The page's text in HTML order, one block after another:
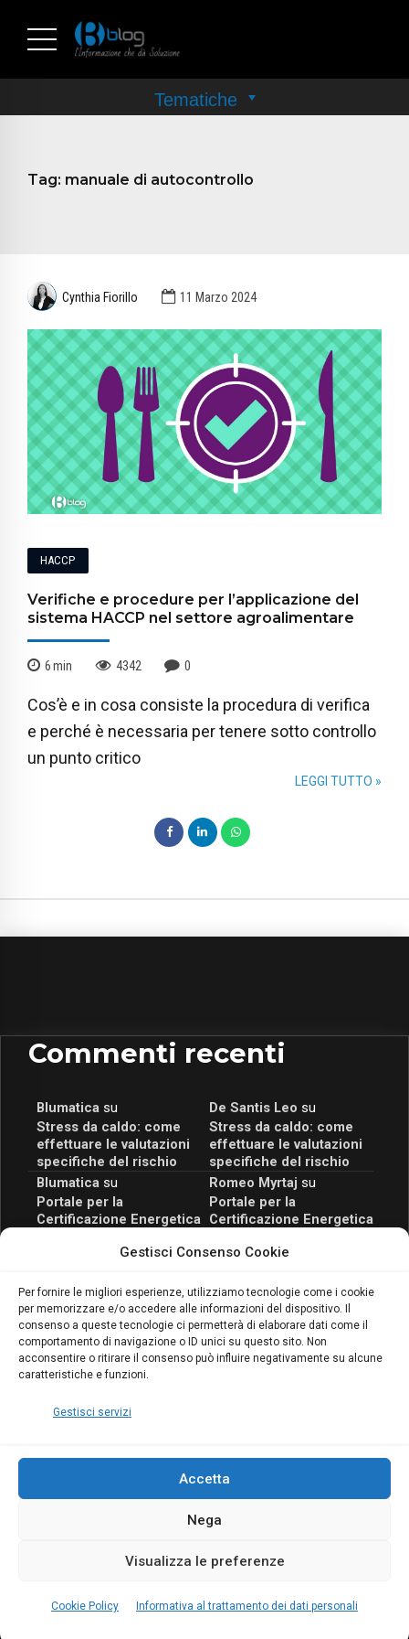
Gestisci Consenso Cookie
Per fornire le migliori esperienze, utilizziamo tecnologie come i cookie
per memorizzare e/o accedere alle informazioni del dispositivo. Il
consenso a queste tecnologie ci permetterà di elaborare dati come il
comportamento di navigazione o ID unici su questo sito. Non
acconsentire o ritirare il consenso può influire negativamente su alcune
caratteristiche e funzioni.
Gestisci servizi
Accetta
Nega
Visualizza le preferenze
Cookie Policy Informativa al trattamento dei dati personali
Tag: manuale di autocontrollo
Cynthia Fiorillo 11 Marzo 2024
HACCP
Verifiche e procedure per l’applicazione del
sistema HACCP nel settore agroalimentare
6min 4342 0
Cos’è e in cosa consiste la procedura di verifica
e perché è necessaria per tenere sotto controllo
un punto critico
LEGGI TUTTO »
Commenti recenti
Blumaticasu
Stress da caldo: come
effettuare le valutazioni
specifiche del rischio
De Santis Leo su
Stress da caldo: come
effettuare le valutazioni
specifiche del rischio
Blumaticasu
Portale per la
Certificazione Energetica
scopri il Corso Blumatica
Romeo Myrtaj su
Portale per la
Certificazione Energetica
scopri il Corso Blumatica
Blumaticasu
Coordinatore della
Sicurezza: cosa è
richiesto per abilitazione
e aggiornamento
Copyright Blumatica
MENU